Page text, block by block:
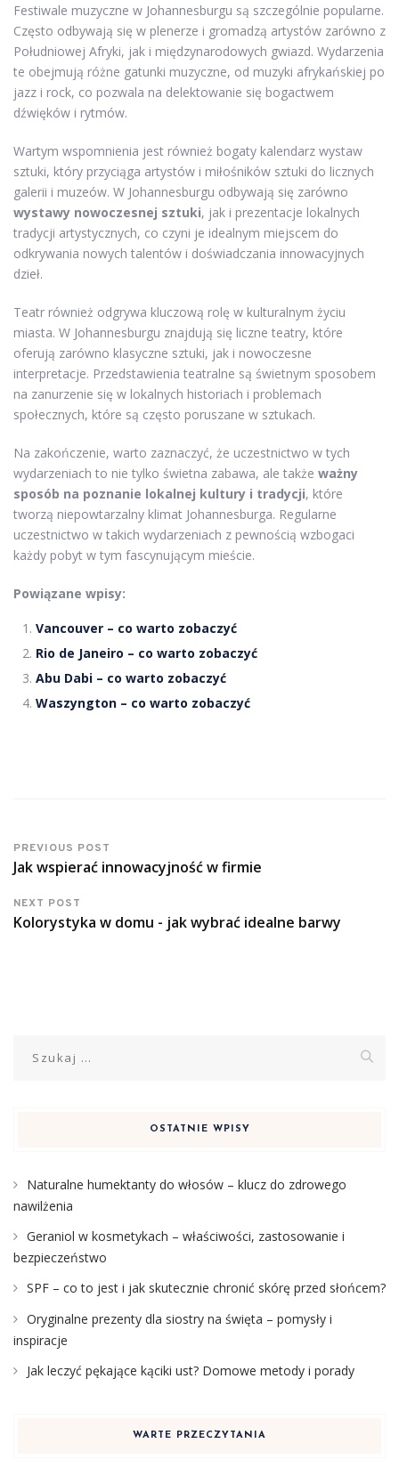
Festiwale muzyczne w Johannesburgu są szczególnie popularne.
Często odbywają się w plenerze i gromadzą artystów zarówno z
Południowej Afryki, jak i międzynarodowych gwiazd. Wydarzenia
te obejmują różne gatunki muzyczne, od muzyki afrykańskiej po
jazz i rock, co pozwala na delektowanie się bogactwem
dźwięków i rytmów.
Wartym wspomnienia jest również bogaty kalendarz wystaw
sztuki, który przyciąga artystów i miłośników sztuki do licznych
galerii i muzeów. W Johannesburgu odbywają się zarówno
wystawy nowoczesnej sztuki, jak i prezentacje lokalnych
tradycji artystycznych, co czyni je idealnym miejscem do
odkrywania nowych talentów i doświadczania innowacyjnych
dzieł.
Teatr również odgrywa kluczową rolę w kulturalnym życiu
miasta. W Johannesburgu znajdują się liczne teatry, które
oferują zarówno klasyczne sztuki, jak i nowoczesne
interpretacje. Przedstawienia teatralne są świetnym sposobem
na zanurzenie się w lokalnych historiach i problemach
społecznych, które są często poruszane w sztukach.
Na zakończenie, warto zaznaczyć, że uczestnictwo w tych
wydarzeniach to nie tylko świetna zabawa, ale także ważny
sposób na poznanie lokalnej kultury i tradycji, które
tworzą niepowtarzalny klimat Johannesburga. Regularne
uczestnictwo w takich wydarzeniach z pewnością wzbogaci
każdy pobyt w tym fascynującym mieście.
Powiązane wpisy:
Vancouver – co warto zobaczyć
Rio de Janeiro – co warto zobaczyć
Abu Dabi – co warto zobaczyć
Waszyngton – co warto zobaczyć
PREVIOUS POST
Jak wspierać innowacyjność w firmie
NEXT POST
Kolorystyka w domu - jak wybrać idealne barwy
OSTATNIE WPISY
Naturalne humektanty do włosów – klucz do zdrowego
nawilżenia
Geraniol w kosmetykach – właściwości, zastosowanie i
bezpieczeństwo
SPF – co to jest i jak skutecznie chronić skórę przed słońcem?
Oryginalne prezenty dla siostry na święta – pomysły i
inspiracje
Jak leczyć pękające kąciki ust? Domowe metody i porady
WARTE PRZECZYTANIA